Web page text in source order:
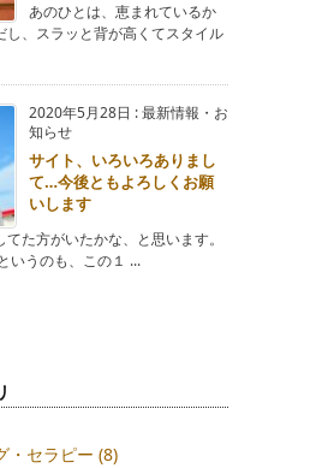
あのひとは、恵まれているか
し、スラッと背が高くてスタイル
2020年5月28日 :最新情報・お
知らせ
サイト、いろいろありまし
て…今後ともよろしくお願
いします
た方がいたかな、と思います。
いうのも、この１ ...
・セラピー (8)